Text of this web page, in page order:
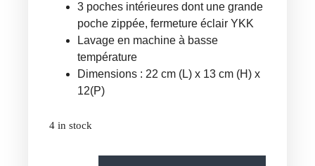
3 poches intérieures dont une grande
poche zippée, fermeture éclair YKK
Lavage en machine à basse
température
Dimensions : 22 cm (L) x 13 cm (H) x
12(P)
4 in stock